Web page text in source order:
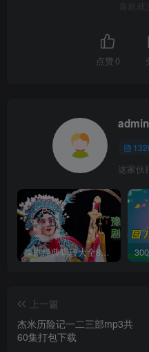
喜欢
点赞 0
admin
这家伙
豫剧经典唱段大全850首mp3打包戏曲下载
上一篇
杰米历险记一二三部mp3共
60集打包下载